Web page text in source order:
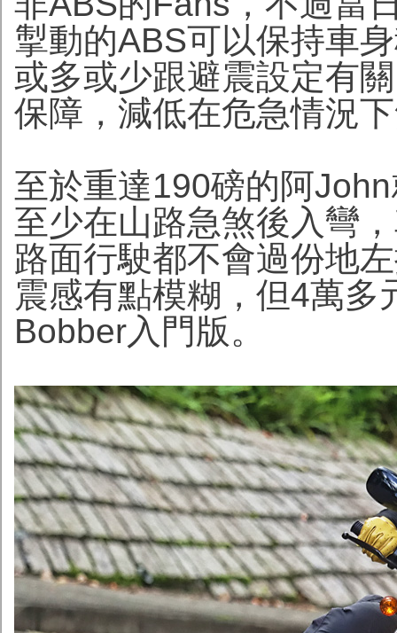
掣動的ABS可以保持車
或多或少跟避震設定有
保障，減低在危急情況
至於重達190磅的阿
至少在山路急煞後入彎
路面行駛都不會過份地
震感有點模糊，但4萬多
Bobber入門版。